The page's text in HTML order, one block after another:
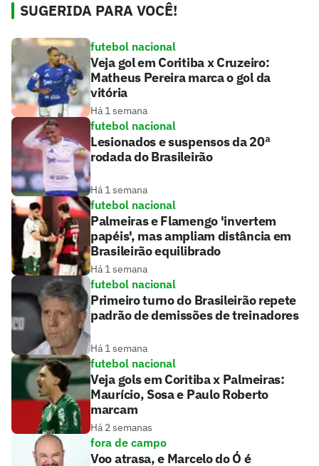
SUGERIDA PARA VOCÊ!
futebol nacional
Veja gol em Coritiba x Cruzeiro:
Matheus Pereira marca o gol da
vitória
Há 1 semana
futebol nacional
Lesionados e suspensos da 20ª
rodada do Brasileirão
Há 1 semana
futebol nacional
Palmeiras e Flamengo 'invertem
papéis', mas ampliam distância em
Brasileirão equilibrado
Há 1 semana
futebol nacional
Primeiro turno do Brasileirão repete
padrão de demissões de treinadores
Há 1 semana
futebol nacional
Veja gols em Coritiba x Palmeiras:
Maurício, Sosa e Paulo Roberto
marcam
Há 2 semanas
fora de campo
Voo atrasa, e Marcelo do Ó é